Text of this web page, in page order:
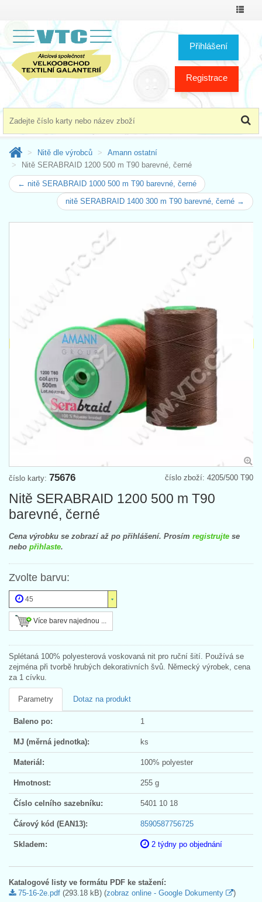
Přihlášení
Registrace
Nitě dle výrobců
Amann ostatní
Nitě SERABRAID 1200 500 m T90 barevné, černé
← nitě SERABRAID 1000 500 m T90 barevné, černé
nitě SERABRAID 1400 300 m T90 barevné, černé →
číslo zboží: 4205/500 T90
číslo karty: 75676
Nitě SERABRAID 1200 500 m T90
barevné, černé
Cena výrobku se zobrazí až po přihlášení. Prosím registrujte se
nebo přihlaste.
Zvolte barvu:
45
Více barev najednou ...
Splétaná 100% polyesterová voskovaná nit pro ruční šití. Používá se
zejména při tvorbě hrubých dekorativních švů. Německý výrobek, cena
za 1 cívku.
Parametry Dotaz na produkt
Baleno po: 1
MJ (měrná jednotka): ks
Materiál: 100% polyester
Hmotnost: 255 g
Číslo celního sazebníku: 5401 10 18
Čárový kód (EAN13): 8590587756725
Skladem: 2 týdny po objednání
Katalogové listy ve formátu PDF ke stažení:
75-16-2e.pdf (293.18 kB) (zobraz online - Google Dokumenty )